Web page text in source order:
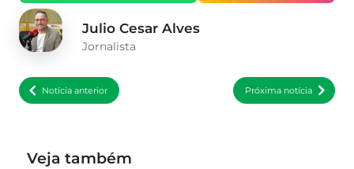
Julio Cesar Alves
Jornalista
Notícia anterior Próxima notícia
Veja também